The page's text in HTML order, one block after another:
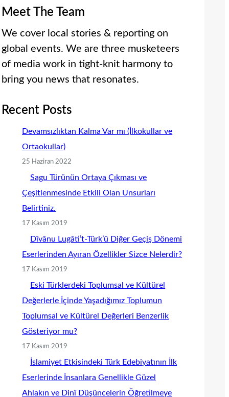
Meet The Team
We cover local stories & reporting on
global events. We are three musketeers
of media work in tight-knit harmony to
bring you news that resonates.
Recent Posts
Devamsızlıktan Kalma Var mı (İlkokullar ve
Ortaokullar)
25 Haziran 2022
Sagu Türünün Ortaya Çıkması ve
Çeşitlenmesinde Etkili Olan Unsurları
Belirtiniz.
17 Kasım 2019
Dîvânu Lugâti’t-Türk’ü Diğer Geçiş Dönemi
Eserlerinden Ayıran Özellikler Sizce Nelerdir?
17 Kasım 2019
Eski Türklerdeki Toplumsal ve Kültürel
Değerlerle İçinde Yaşadığımız Toplumun
Toplumsal ve Kültürel Değerleri Benzerlik
Gösteriyor mu?
17 Kasım 2019
İslamiyet Etkisindeki Türk Edebiyatının İlk
Eserlerinde İnsanlara Genellikle Güzel
Ahlakın ve Dinî Düşüncelerin Öğretilmeye